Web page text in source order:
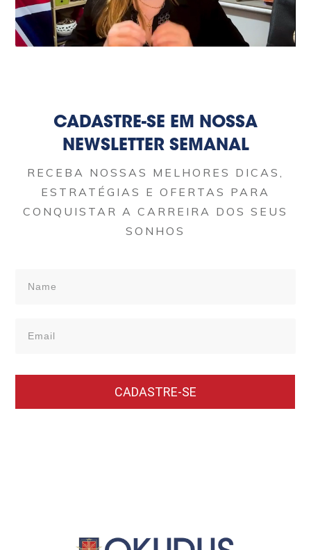
CADASTRE-SE EM NOSSA
NEWSLETTER SEMANAL
RECEBA NOSSAS MELHORES DICAS,
ESTRATÉGIAS E OFERTAS PARA
CONQUISTAR A CARREIRA DOS SEUS
SONHOS
CADASTRE-SE